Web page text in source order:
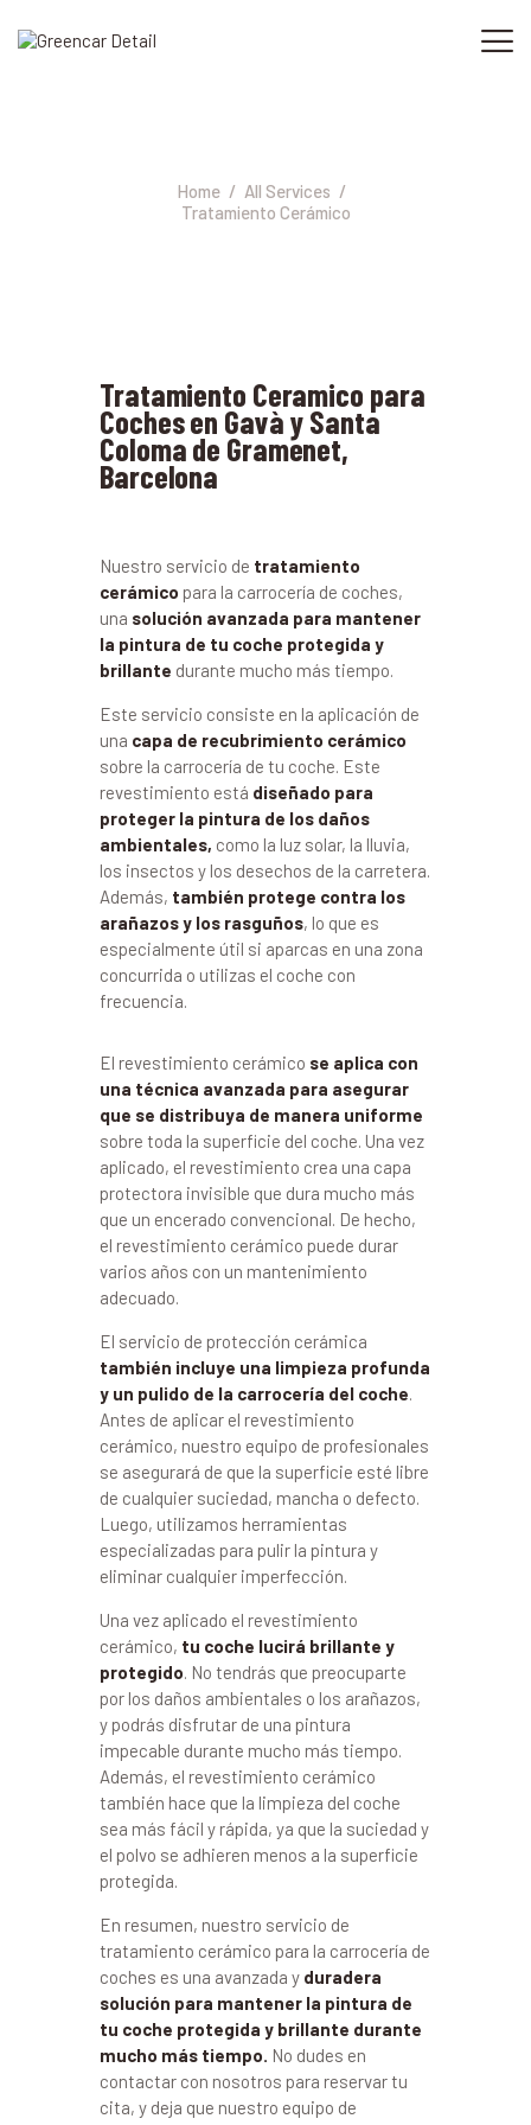
Home
All Services
Tratamiento Cerámico
SERVICIOS
PROFESIONALES
Tratamiento Ceramico para
Coches en Gavà y Santa
Coloma de Gramenet,
Barcelona
Nuestro servicio de tratamiento
cerámico para la carrocería de coches,
una solución avanzada para mantener
la pintura de tu coche protegida y
brillante durante mucho más tiempo.
Este servicio consiste en la aplicación de
una capa de recubrimiento cerámico
sobre la carrocería de tu coche. Este
revestimiento está diseñado para
proteger la pintura de los daños
ambientales, como la luz solar, la lluvia,
los insectos y los desechos de la carretera.
Además, también protege contra los
arañazos y los rasguños, lo que es
especialmente útil si aparcas en una zona
concurrida o utilizas el coche con
frecuencia.
El revestimiento cerámico se aplica con
una técnica avanzada para asegurar
que se distribuya de manera uniforme
sobre toda la superficie del coche. Una vez
aplicado, el revestimiento crea una capa
protectora invisible que dura mucho más
que un encerado convencional. De hecho,
el revestimiento cerámico puede durar
varios años con un mantenimiento
adecuado.
El servicio de protección cerámica
también incluye una limpieza profunda
y un pulido de la carrocería del coche.
Antes de aplicar el revestimiento
cerámico, nuestro equipo de profesionales
se asegurará de que la superficie esté libre
de cualquier suciedad, mancha o defecto.
Luego, utilizamos herramientas
especializadas para pulir la pintura y
eliminar cualquier imperfección.
Una vez aplicado el revestimiento
cerámico, tu coche lucirá brillante y
protegido. No tendrás que preocuparte
por los daños ambientales o los arañazos,
y podrás disfrutar de una pintura
impecable durante mucho más tiempo.
Además, el revestimiento cerámico
también hace que la limpieza del coche
sea más fácil y rápida, ya que la suciedad y
el polvo se adhieren menos a la superficie
protegida.
En resumen, nuestro servicio de
tratamiento cerámico para la carrocería de
coches es una avanzada y duradera
solución para mantener la pintura de
tu coche protegida y brillante durante
mucho más tiempo. No dudes en
contactar con nosotros para reservar tu
cita, y deja que nuestro equipo de